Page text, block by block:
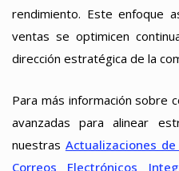
rendimiento. Este enfoque
ventas se optimicen
dirección estratégica de la
Para más información sobre
avanzadas para alinear
nuestras Actualizaciones
Correos Electrónicos